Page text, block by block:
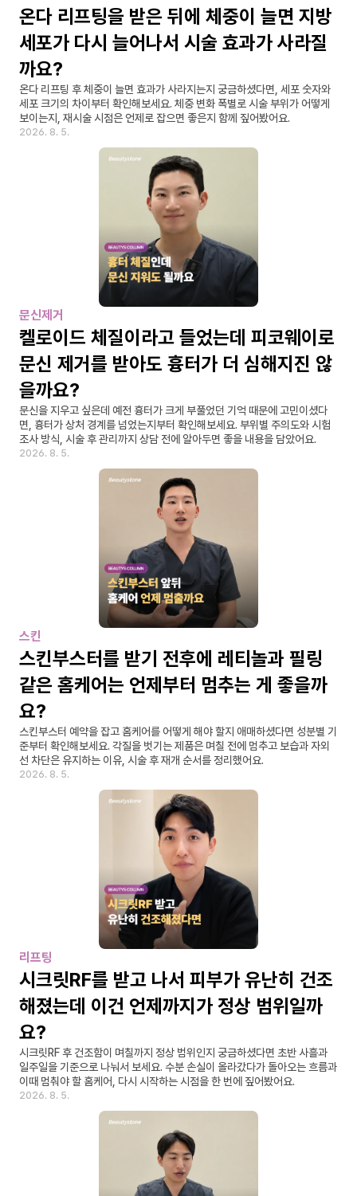
온다 리프팅을 받은 뒤에 체중이 늘면 지방
세포가 다시 늘어나서 시술 효과가 사라질
까요?
온다 리프팅 후 체중이 늘면 효과가 사라지는지 궁금하셨다면, 세포 숫자와
세포 크기의 차이부터 확인해보세요. 체중 변화 폭별로 시술 부위가 어떻게
보이는지, 재시술 시점은 언제로 잡으면 좋은지 함께 짚어봤어요.
2026. 8. 5.
문신제거
켈로이드 체질이라고 들었는데 피코웨이로
문신 제거를 받아도 흉터가 더 심해지진 않
을까요?
문신을 지우고 싶은데 예전 흉터가 크게 부풀었던 기억 때문에 고민이셨다
면, 흉터가 상처 경계를 넘었는지부터 확인해보세요. 부위별 주의도와 시험
조사 방식, 시술 후 관리까지 상담 전에 알아두면 좋을 내용을 담았어요.
2026. 8. 5.
스킨
스킨부스터를 받기 전후에 레티놀과 필링
같은 홈케어는 언제부터 멈추는 게 좋을까
요?
스킨부스터 예약을 잡고 홈케어를 어떻게 해야 할지 애매하셨다면 성분별 기
준부터 확인해보세요. 각질을 벗기는 제품은 며칠 전에 멈추고 보습과 자외
선 차단은 유지하는 이유, 시술 후 재개 순서를 정리했어요.
2026. 8. 5.
리프팅
시크릿RF를 받고 나서 피부가 유난히 건조
해졌는데 이건 언제까지가 정상 범위일까
요?
시크릿RF 후 건조함이 며칠까지 정상 범위인지 궁금하셨다면 초반 사흘과
일주일을 기준으로 나눠서 보세요. 수분 손실이 올라갔다가 돌아오는 흐름과
이때 멈춰야 할 홈케어, 다시 시작하는 시점을 한 번에 짚어봤어요.
2026. 8. 5.